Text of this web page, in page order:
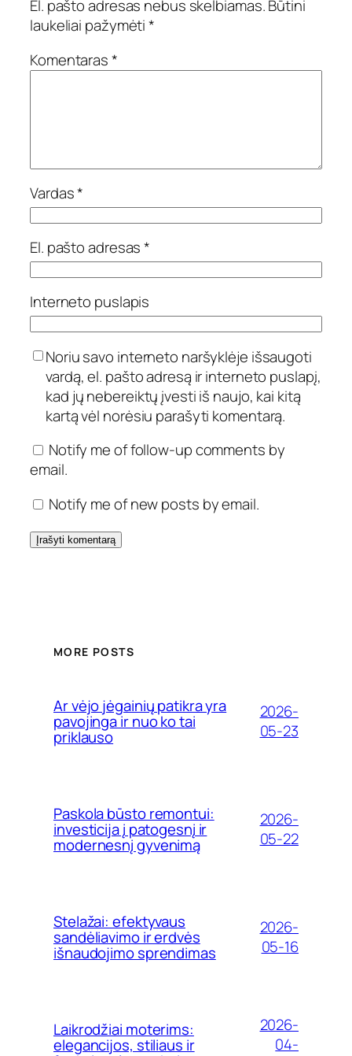
El. pašto adresas nebus skelbiamas.Būtini
laukeliai pažymėti*
Komentaras*
Vardas*
El. pašto adresas*
Interneto puslapis
Noriu savo interneto naršyklėje išsaugoti
vardą, el. pašto adresą ir interneto puslapį,
kad jų nebereiktų įvesti iš naujo, kai kitą
kartą vėl norėsiu parašyti komentarą.
Notify me of follow-up comments by
email.
Notify me of new posts by email.
MORE POSTS
Ar vėjo jėgainių patikra yra
pavojinga ir nuo ko tai
priklauso
2026-
05-23
Paskola būsto remontui:
investicija į patogesnį ir
modernesnį gyvenimą
2026-
05-22
Stelažai: efektyvaus
sandėliavimo ir erdvės
išnaudojimo sprendimas
2026-
05-16
Laikrodžiai moterims:
elegancijos, stiliaus ir
2026-
04-